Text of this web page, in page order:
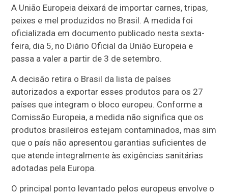
A União Europeia deixará de importar carnes, tripas,
peixes e mel produzidos no Brasil. A medida foi
oficializada em documento publicado nesta sexta-
feira, dia 5, no Diário Oficial da União Europeia e
passa a valer a partir de 3 de setembro.
A decisão retira o Brasil da lista de países
autorizados a exportar esses produtos para os 27
países que integram o bloco europeu. Conforme a
Comissão Europeia, a medida não significa que os
produtos brasileiros estejam contaminados, mas sim
que o país não apresentou garantias suficientes de
que atende integralmente às exigências sanitárias
adotadas pela Europa.
O principal ponto levantado pelos europeus envolve o